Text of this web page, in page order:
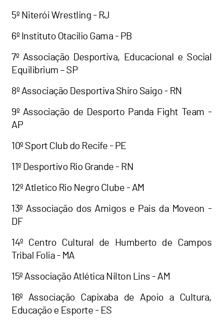
5º Niterói Wrestling - RJ
6º Instituto Otacilio Gama - PB
7º Associação Desportiva, Educacional e Social
Equilibrium – SP
8º Associação Desportiva Shiro Saigo - RN
9º Associação de Desporto Panda Fight Team -
AP
10º Sport Club do Recife - PE
11º Desportivo Rio Grande - RN
12º Atletico Rio Negro Clube - AM
13º Associação dos Amigos e Pais da Moveon -
DF
14º Centro Cultural de Humberto de Campos
Tribal Folia - MA
15º Associação Atlética Nilton Lins - AM
16º Associação Capixaba de Apoio a Cultura,
Educação e Esporte - ES